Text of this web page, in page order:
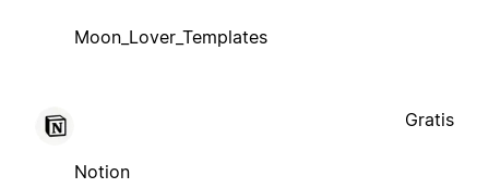
Moon_Lover_Templates
Notion
Gratis